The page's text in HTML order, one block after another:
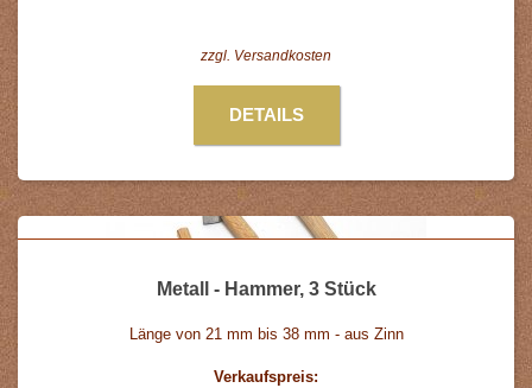
zzgl. Versandkosten
DETAILS
Metall - Hammer, 3 Stück
Länge von 21 mm bis 38 mm - aus Zinn
Verkaufspreis: